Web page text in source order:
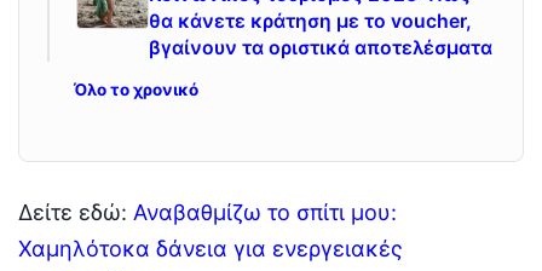
θα κάνετε κράτηση με το voucher,
βγαίνουν τα οριστικά αποτελέσματα
Όλο το χρονικό
Δείτε εδώ: Αναβαθμίζω το σπίτι μου:
Χαμηλότοκα δάνεια για ενεργειακές